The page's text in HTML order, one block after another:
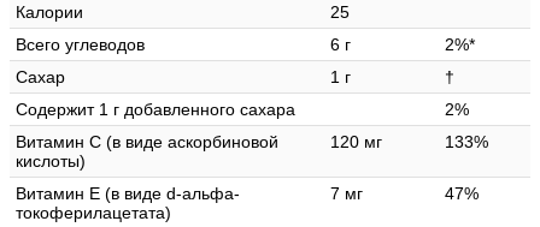
Калории
25
Всего углеводов
6 г
2%*
Сахар
1 г
†
Содержит 1 г добавленного сахара
2%
Витамин C (в виде аскорбиновой
кислоты)
120 мг 133%
Витамин E (в виде d-альфа-
токоферилацетата)
7 мг 47%